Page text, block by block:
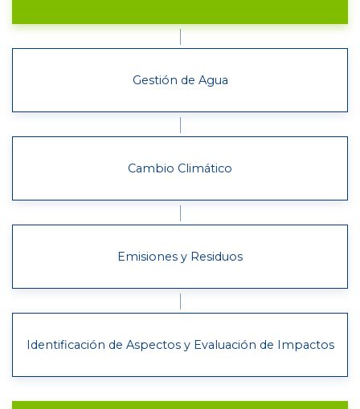
Gestión de Agua
Cambio Climático
Emisiones y Residuos
Identificación de Aspectos y Evaluación de Impactos